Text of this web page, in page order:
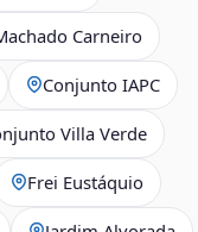
Carneiro
Conjunto IAPC
Villa Verde
Frei Eustáquio